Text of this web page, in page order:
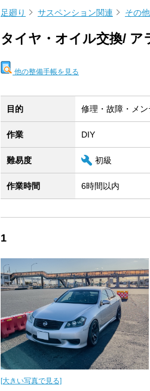
足廻り サスペンション関連 その他
タイヤ・オイル交換/ ア
他の整備手帳を見る
目的 修理・故障・メン
作業 DIY
難易度 初級
作業時間 6時間以内
1
[大きい写真で見る]